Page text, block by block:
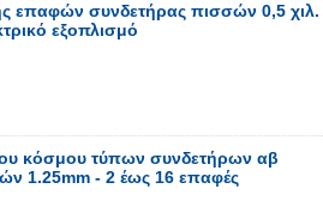
επαφών συνδετήρας πισσών 0,5 χιλ.
εξοπλισμό
κόσμου τύπων συνδετήρων αβ
1.25mm - 2 έως 16 επαφές